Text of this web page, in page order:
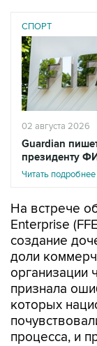
СПОРТ
02 августа 2026
Guardian
президенту
Читать подробнее
На встрече
Enterprise
создание
доли
организации
признала
которых
процесса, и